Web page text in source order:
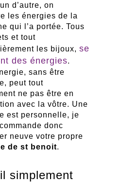
d’autre, on
les énergies de la
qui l’a portée. Tous
et tout
les bijoux, se
des énergies.
sans être
peut tout
ne pas être en
avec la vôtre. Une
est personnelle, je
donc
neuve votre propre
de st benoit.
simplement